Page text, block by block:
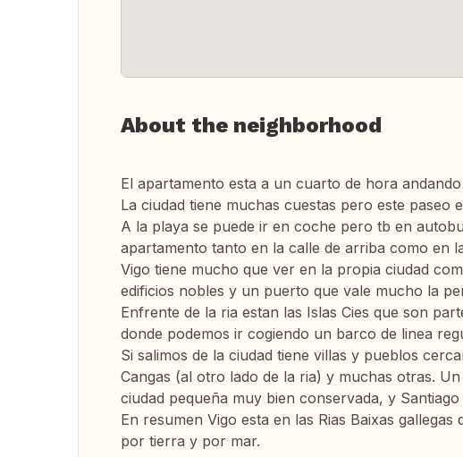
About the neighborhood
El apartamento esta a un cuarto de hora
La ciudad tiene muchas cuestas pero este paseo
A la playa se puede ir en coche pero tb en
apartamento tanto en la calle de arriba como en
Vigo tiene mucho que ver en la propia ciudad
edificios nobles y un puerto que vale mucho la
Enfrente de la ria estan las Islas Cies que son
donde podemos ir cogiendo un barco de linea
Si salimos de la ciudad tiene villas y pueblos
Cangas (al otro lado de la ria) y muchas otras.
ciudad pequeña muy bien conservada, y
En resumen Vigo esta en las Rias Baixas
por tierra y por mar.